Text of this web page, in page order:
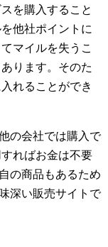
を購入すること
他社ポイントに
マイルを失うこ
ります。そのた
れることができ
の会社では購入で
ればお金は不要
の商品もあるため
深い販売サイトで